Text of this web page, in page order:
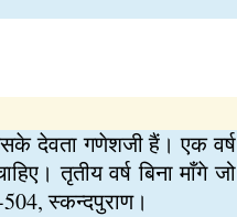
देवता गणेशजी हैं। एक वर्ष
तृतीय वर्ष बिना माँगे जो
504, स्कन्दपुराण।